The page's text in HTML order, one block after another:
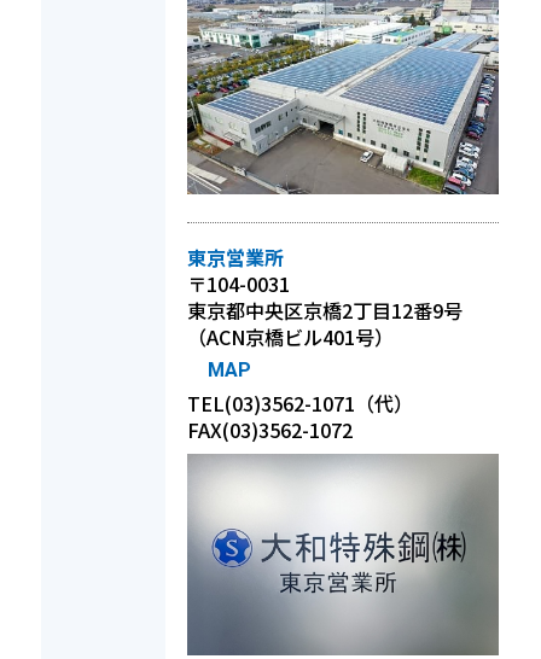
東京営業所
〒104-0031
東京都中央区京橋2丁目12番9号
（ACN京橋ビル401号）
MAP
TEL(03)3562-1071（代）
FAX(03)3562-1072